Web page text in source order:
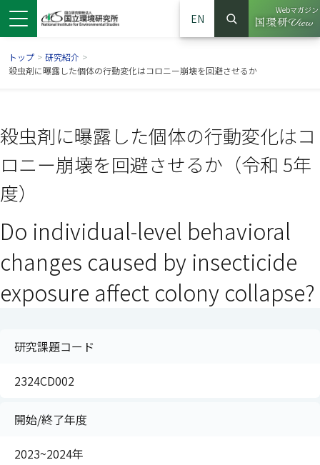
ウで開きます）
ンドウで開きます）
ウインドウで開きます）
EN
サイト内検索
検索
Webマガジン
（別ウイ
トップ > 研究紹介 >
殺虫剤に曝露した個体の行動変化はコロニー崩壊を回避させるか
殺虫剤に曝露した個体の行動変化はコ
ロニー崩壊を回避させるか（令和 5年
度）
Do individual-level behavioral
changes caused by insecticide
exposure affect colony collapse?
研究課題コード
2324CD002
開始/終了年度
2023~2024年